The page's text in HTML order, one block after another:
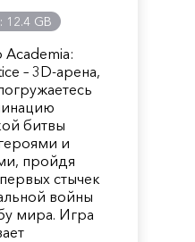
12.4 GB
Academia:
– 3D-арена,
битвы
и
пройдя
стычек
войны
мира. Игра